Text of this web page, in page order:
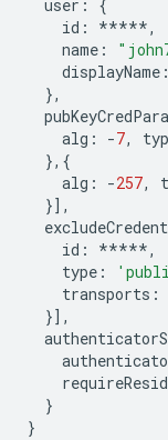
user :
{
id : *****,
name :
displayName :
},
alg : -7,
},{
alg : -257,
}],
id : *****,
type :
transports :
}],
}
}